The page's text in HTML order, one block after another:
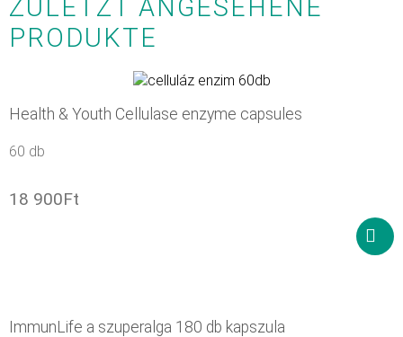
ZULETZT ANGESEHENE
PRODUKTE
Health & Youth Cellulase enzyme capsules
60 db
18 900Ft
ImmunLife a szuperalga 180 db kapszula